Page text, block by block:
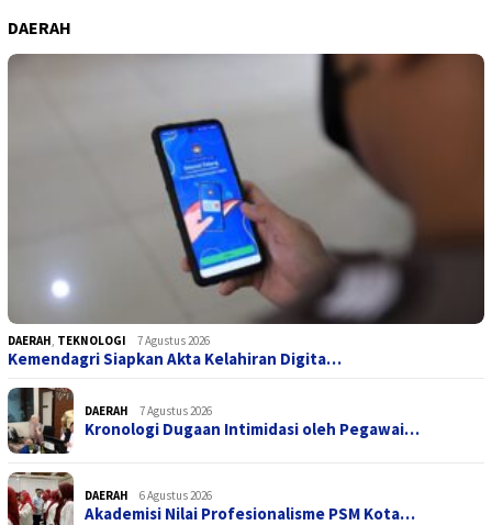
DAERAH
DAERAH, TEKNOLOGI 7 Agustus 2026
Kemendagri Siapkan Akta Kelahiran Digita…
DAERAH 7 Agustus 2026
Kronologi Dugaan Intimidasi oleh Pegawai…
DAERAH 6 Agustus 2026
Akademisi Nilai Profesionalisme PSM Kota…